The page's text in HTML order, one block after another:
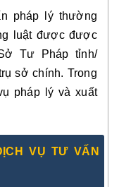
pháp lý thường
luật được được
Tư Pháp tỉnh/
sở chính. Trong
pháp lý và xuất
VỤ TƯ VẤN